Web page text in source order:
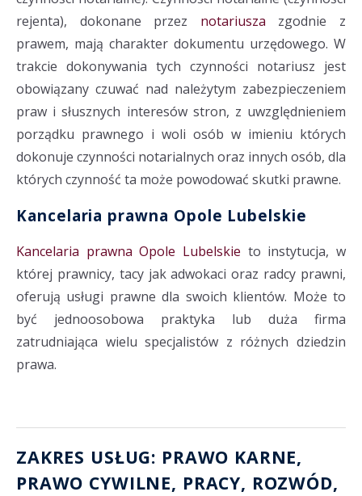
rejenta), dokonane przez notariusza zgodnie z
prawem, mają charakter dokumentu urzędowego. W
trakcie dokonywania tych czynności notariusz jest
obowiązany czuwać nad należytym zabezpieczeniem
praw i słusznych interesów stron, z uwzględnieniem
porządku prawnego i woli osób w imieniu których
dokonuje czynności notarialnych oraz innych osób, dla
których czynność ta może powodować skutki prawne.
Kancelaria prawna Opole Lubelskie
Kancelaria prawna Opole Lubelskie to instytucja, w
której prawnicy, tacy jak adwokaci oraz radcy prawni,
oferują usługi prawne dla swoich klientów. Może to
być jednoosobowa praktyka lub duża firma
zatrudniająca wielu specjalistów z różnych dziedzin
prawa.
ZAKRES USŁUG: PRAWO KARNE,
PRAWO CYWILNE, PRACY, ROZWÓD,